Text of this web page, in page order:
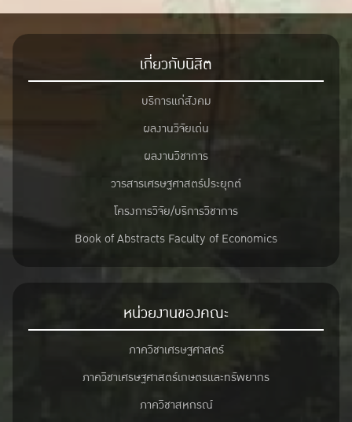
เกี่ยวกับนิสิต
บริการแก่สังคม
ผลงานวิจัยเด่น
ผลงานวิชาการ
วารสารเศรษฐศาสตร์ประยุกต์
โครงการวิจัย/บริการวิชาการ
Book of Abstracts Faculty of Economics
หน่วยงานของคณะ
ภาควิชาเศรษฐศาสตร์
ภาควิชาเศรษฐศาสตร์เกษตรและทรัพยากร
ภาควิชาสหกรณ์